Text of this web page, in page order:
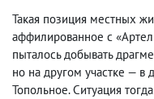
Такая позиция местных
аффилированное с
пыталось добывать
но на другом участке — в
Топольное. Ситуация